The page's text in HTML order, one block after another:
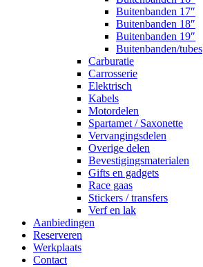
Buitenbanden 17″
Buitenbanden 18″
Buitenbanden 19″
Buitenbanden/tubes
Carburatie
Carrosserie
Elektrisch
Kabels
Motordelen
Spartamet / Saxonette
Vervangingsdelen
Overige delen
Bevestigingsmaterialen
Gifts en gadgets
Race gaas
Stickers / transfers
Verf en lak
Aanbiedingen
Reserveren
Werkplaats
Contact